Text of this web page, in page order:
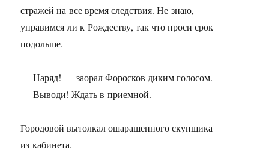
стражей на все время следствия. Не знаю,
управимся ли к Рождеству, так что проси срок
подольше.
— Наряд! — заорал Форосков диким голосом.
— Выводи! Ждать в приемной.
Городовой вытолкал ошарашенного скупщика
из кабинета.